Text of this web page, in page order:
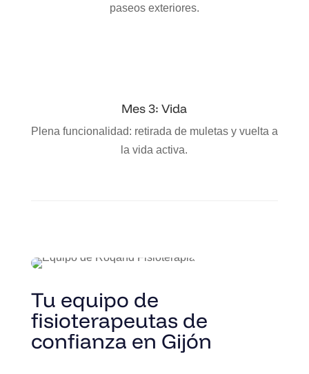
paseos exteriores.
Mes 3: Vida
Plena funcionalidad: retirada de muletas y vuelta a
la vida activa.
Tu equipo de
fisioterapeutas de
confianza en Gijón